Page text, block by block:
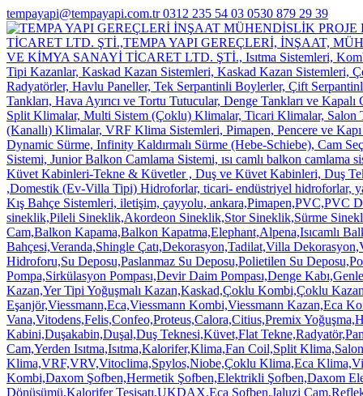
tempayapi@tempayapi.com.tr0312 235 54 03 0530 879 29 39